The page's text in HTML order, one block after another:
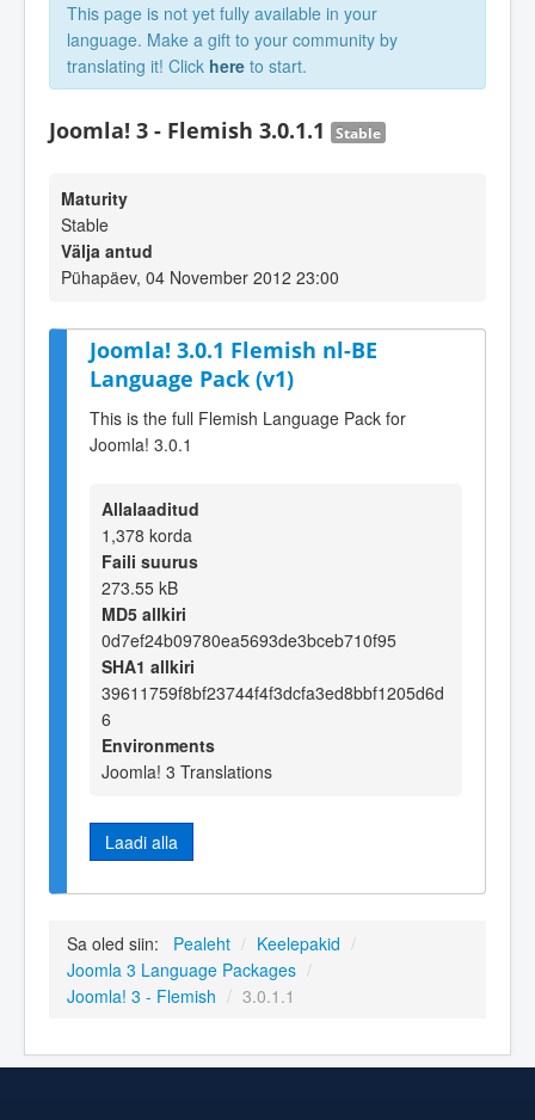
This page is not yet fully available in your
language. Make a gift to your community by
translating it! Click here to start.
Joomla! 3 - Flemish 3.0.1.1 Stable
Maturity
Stable
Välja antud
Pühapäev, 04 November 2012 23:00
Joomla! 3.0.1 Flemish nl-BE
Language Pack (v1)
This is the full Flemish Language Pack for
Joomla! 3.0.1
Allalaaditud
1,378 korda
Faili suurus
273.55 kB
MD5 allkiri
0d7ef24b09780ea5693de3bceb710f95
SHA1 allkiri
39611759f8bf23744f4f3dcfa3ed8bbf1205d6d
6
Environments
Joomla! 3 Translations
Laadi alla
Sa oled siin: Pealeht / Keelepakid /
Joomla 3 Language Packages /
Joomla! 3 - Flemish / 3.0.1.1